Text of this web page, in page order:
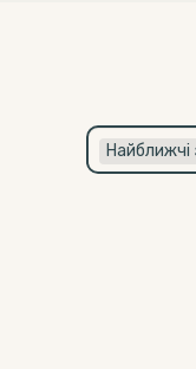
Найближчі